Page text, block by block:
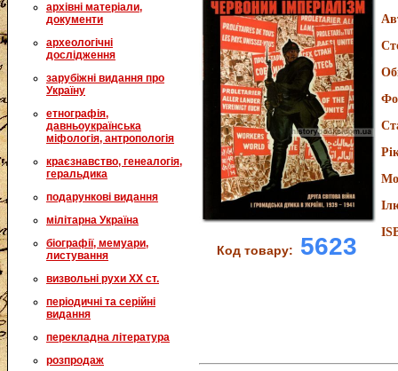
архівні матеріали,
документи
археологічні
дослідження
зарубіжні видання про
Україну
етнографія,
давньоукраїнська
міфологія, антропологія
краєзнавство, генеалогія,
геральдика
подарункові видання
мілітарна Україна
біографії, мемуари,
листування
визвольні рухи XX ст.
періодичні та серійні
видання
перекладна література
розпродаж
Код товару: 5623